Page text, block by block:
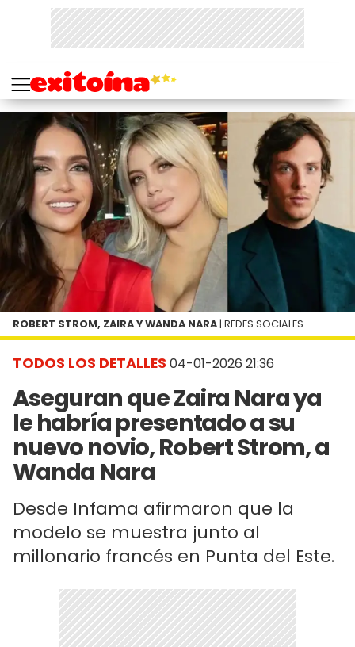
TODOS LOS DETALLES 04-01-2026 21:36
Aseguran que Zaira Nara ya
le habría presentado a su
nuevo novio, Robert Strom, a
Wanda Nara
Desde Infama afirmaron que la
modelo se muestra junto al
millonario francés en Punta del Este.
ROBERT STROM, ZAIRA Y WANDA NARA | REDES SOCIALES